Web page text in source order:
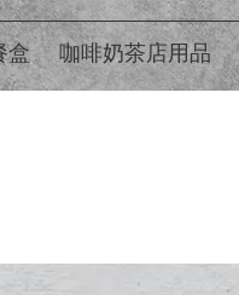
盒 咖啡奶茶店用品